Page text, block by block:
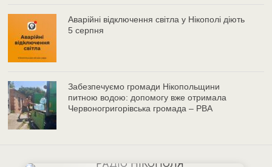
Аварійні відключення світла у Нікополі діють
5 серпня
Забезпечуємо громади Нікопольщини
питною водою: допомогу вже отримала
Червоногригорівська громада – РВА